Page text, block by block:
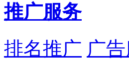
推广服务
排名推广 广